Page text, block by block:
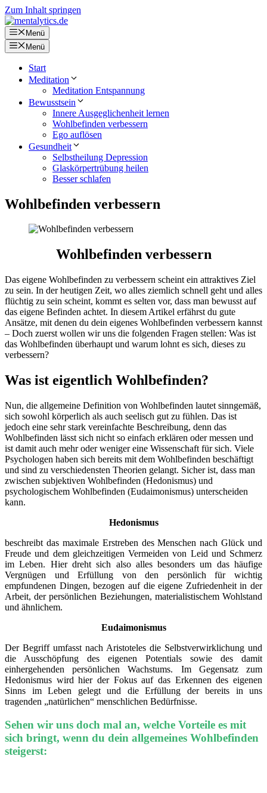
Zum Inhalt springen
Menü
Menü
Start
Meditation
Meditation Entspannung
Bewusstsein
Innere Ausgeglichenheit lernen
Wohlbefinden verbessern
Ego auflösen
Gesundheit
Selbstheilung Depression
Glaskörpertrübung heilen
Besser schlafen
Wohlbefinden verbessern
Wohlbefinden verbessern
Das eigene Wohlbefinden zu verbessern scheint ein attraktives Ziel
zu sein. In der heutigen Zeit, wo alles ziemlich schnell geht und alles
flüchtig zu sein scheint, kommt es selten vor, dass man bewusst auf
das eigene Befinden achtet. In diesem Artikel erfährst du gute
Ansätze, mit denen du dein eigenes Wohlbefinden verbessern kannst
– Doch zuerst wollen wir uns die folgenden Fragen stellen: Was ist
das Wohlbefinden überhaupt und warum lohnt es sich, dieses zu
verbessern?
Was ist eigentlich Wohlbefinden?
Nun, die allgemeine Definition von Wohlbefinden lautet sinngemäß,
sich sowohl körperlich als auch seelisch gut zu fühlen. Das ist
jedoch eine sehr stark vereinfachte Beschreibung, denn das
Wohlbefinden lässt sich nicht so einfach erklären oder messen und
ist damit auch mehr oder weniger eine Wissenschaft für sich. Viele
Psychologen haben sich bereits mit dem Wohlbefinden beschäftigt
und sind zu verschiedensten Theorien gelangt. Sicher ist, dass man
zwischen subjektiven Wohlbefinden (Hedonismus) und
psychologischem Wohlbefinden (Eudaimonismus) unterscheiden
kann.
Hedonismus
beschreibt das maximale Erstreben des Menschen nach Glück und
Freude und dem gleichzeitigen Vermeiden von Leid und Schmerz
im Leben. Hier dreht sich also alles besonders um das häufige
Vergnügen und Erfüllung von den persönlich für wichtig
empfundenen Dingen, bezogen auf die eigene Zufriedenheit in der
Arbeit, der persönlichen Beziehungen, materialistischem Wohlstand
und ähnlichem.
Eudaimonismus
Der Begriff umfasst nach Aristoteles die Selbstverwirklichung und
die Ausschöpfung des eigenen Potentials sowie des damit
einhergehenden persönlichen Wachstums. Im Gegensatz zum
Hedonismus wird hier der Fokus auf das Erkennen des eigenen
Sinns im Leben gelegt und die Erfüllung der bereits in uns
tragenden „natürlichen“ menschlichen Bedürfnisse.
Sehen wir uns doch mal an, welche Vorteile es mit
sich bringt, wenn du dein allgemeines Wohlbefinden
steigerst: